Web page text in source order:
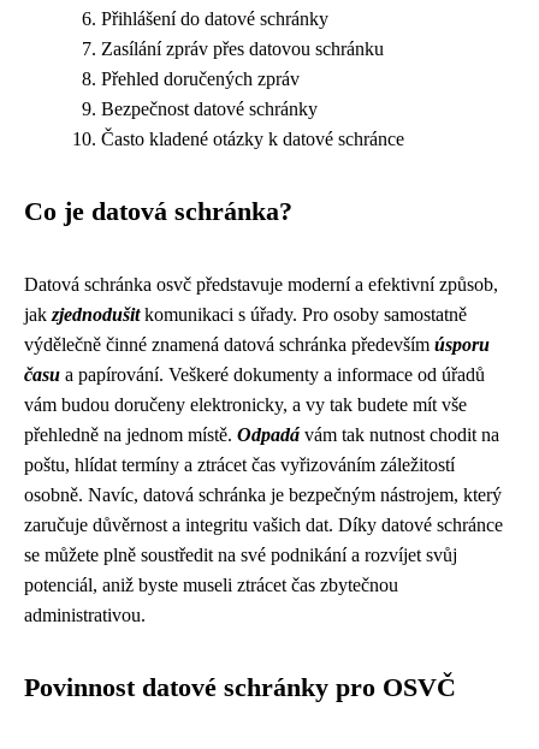
Přihlášení do datové schránky
Zasílání zpráv přes datovou schránku
Přehled doručených zpráv
Bezpečnost datové schránky
Často kladené otázky k datové schránce
Co je datová schránka?
Datová schránka osvč představuje moderní a efektivní způsob,
jak zjednodušitkomunikaci s úřady. Pro osoby samostatně
výdělečně činné znamená datová schránka především úsporu
času a papírování. Veškeré dokumenty a informace od úřadů
vám budou doručeny elektronicky, a vy tak budete mít vše
přehledně na jednom místě. Odpadá vám tak nutnost chodit na
poštu, hlídat termíny a ztrácet čas vyřizováním záležitostí
osobně. Navíc, datová schránka je bezpečným nástrojem, který
zaručuje důvěrnost a integritu vašich dat. Díky datové schránce
se můžete plně soustředit na své podnikání a rozvíjet svůj
potenciál, aniž byste museli ztrácet čas zbytečnou
administrativou.
Povinnost datové schránky pro OSVČ